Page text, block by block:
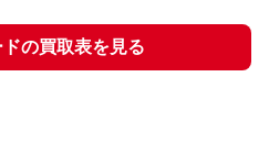
の買取表を見る